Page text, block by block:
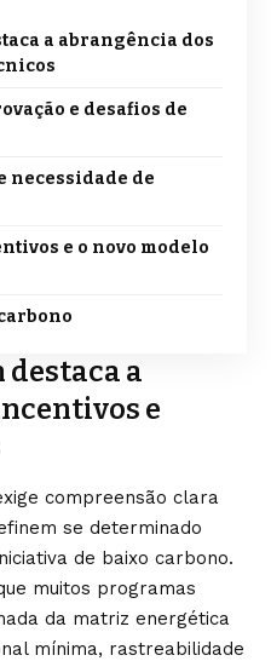
a abrangência dos
e desafios de
necessidade de
e o novo modelo
destaca a
e
compreensão clara
se determinado
de baixo carbono.
muitos programas
da matriz energética
mínima, rastreabilidade